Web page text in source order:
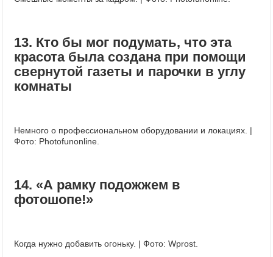
13. Кто бы мог подумать, что эта
красота была создана при помощи
свернутой газеты и парочки в углу
комнаты
Немного о профессиональном оборудовании и локациях. |
Фото: Photofunonline.
14. «А рамку подожжем в
фотошопе!»
Когда нужно добавить огоньку. | Фото: Wprost.